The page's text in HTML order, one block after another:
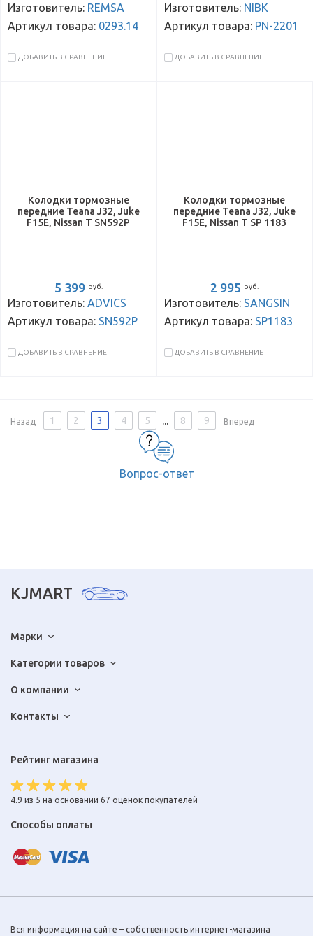
Изготовитель: REMSA
Артикул товара: 0293.14
ДОБАВИТЬ В СРАВНЕНИЕ
Изготовитель: NIBK
Артикул товара: PN-2201
ДОБАВИТЬ В СРАВНЕНИЕ
Колодки тормозные
передние Teana J32, Juke
F15E, Nissan T SN592P
5 399 руб.
Изготовитель: ADVICS
Артикул товара: SN592P
ДОБАВИТЬ В СРАВНЕНИЕ
Колодки тормозные
передние Teana J32, Juke
F15E, Nissan T SP 1183
2 995 руб.
Изготовитель: SANGSIN
Артикул товара: SP1183
ДОБАВИТЬ В СРАВНЕНИЕ
Назад 1 2 3 4 5 ... 8 9 Вперед
Вопрос-ответ
KJMART
Марки
Категории товаров
О компании
Контакты
Рейтинг магазина
4.9 из 5 на основании 67 оценок покупателей
Способы оплаты
Вся информация на сайте – собственность интернет-магазина